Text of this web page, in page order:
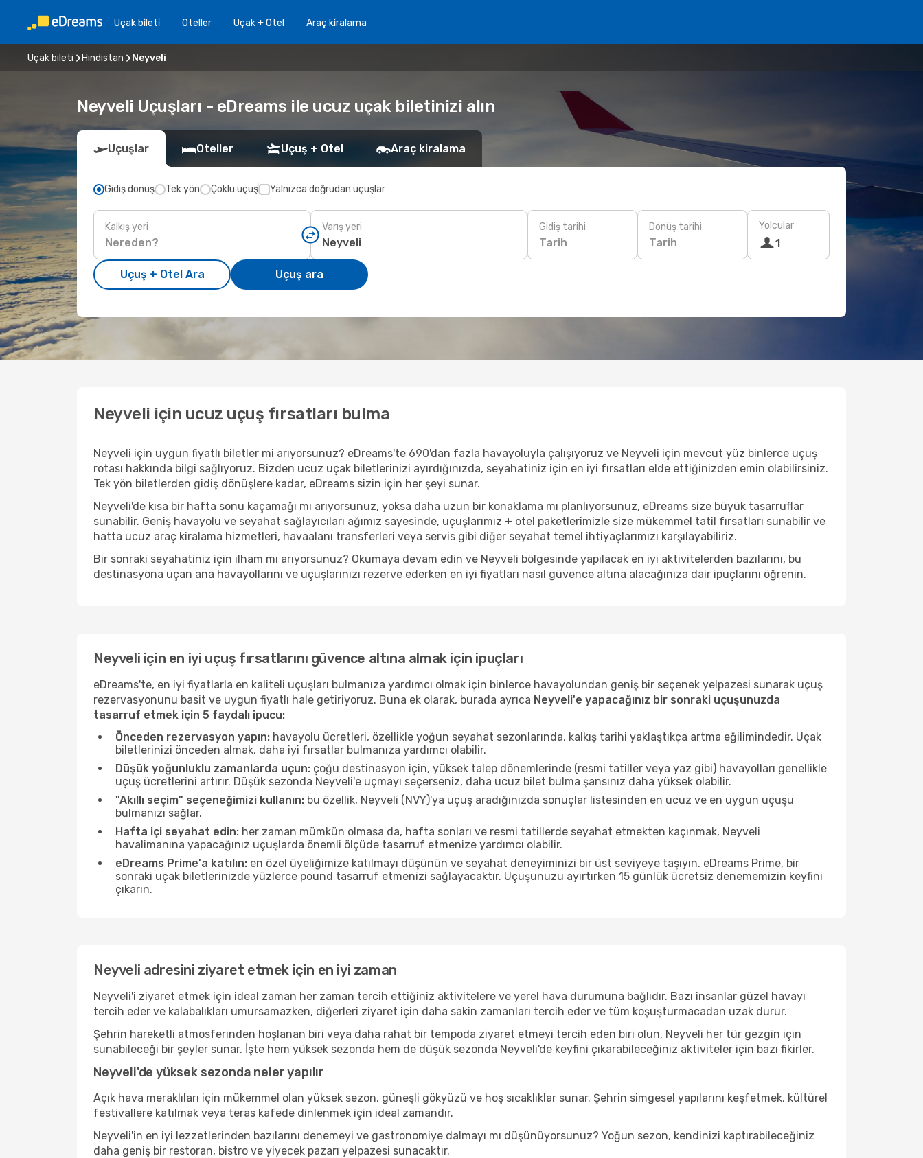
Uçak bi̇leti̇ Oteller Uçak + Otel Araç ki̇ralama
Uçak bileti Hindistan Neyveli
Neyveli Uçuşları - eDreams ile ucuz uçak biletinizi alın
Uçuşlar Oteller Uçuş + Otel Araç kiralama
Gidiş dönüş Tek yön Çoklu uçuş Yalnızca doğrudan uçuşlar
Kalkış yeri Varış yeri Gidiş tarihi
Tarih
Dönüş tarihi
Tarih
Yolcular
1
Uçuş + Otel Ara Uçuş ara
Neyveli için ucuz uçuş fırsatları bulma
Neyveli için uygun fiyatlı biletler mi arıyorsunuz? eDreams'te 690'dan fazla havayoluyla çalışıyoruz ve Neyveli için mevcut yüz binlerce uçuş
rotası hakkında bilgi sağlıyoruz. Bizden ucuz uçak biletlerinizi ayırdığınızda, seyahatiniz için en iyi fırsatları elde ettiğinizden emin olabilirsiniz.
Tek yön biletlerden gidiş dönüşlere kadar, eDreams sizin için her şeyi sunar.
Neyveli'de kısa bir hafta sonu kaçamağı mı arıyorsunuz, yoksa daha uzun bir konaklama mı planlıyorsunuz, eDreams size büyük tasarruflar
sunabilir. Geniş havayolu ve seyahat sağlayıcıları ağımız sayesinde, uçuşlarımız + otel paketlerimizle size mükemmel tatil fırsatları sunabilir ve
hatta ucuz araç kiralama hizmetleri, havaalanı transferleri veya servis gibi diğer seyahat temel ihtiyaçlarımızı karşılayabiliriz.
Bir sonraki seyahatiniz için ilham mı arıyorsunuz? Okumaya devam edin ve Neyveli bölgesinde yapılacak en iyi aktivitelerden bazılarını, bu
destinasyona uçan ana havayollarını ve uçuşlarınızı rezerve ederken en iyi fiyatları nasıl güvence altına alacağınıza dair ipuçlarını öğrenin.
Neyveli için en iyi uçuş fırsatlarını güvence altına almak için ipuçları
eDreams'te, en iyi fiyatlarla en kaliteli uçuşları bulmanıza yardımcı olmak için binlerce havayolundan geniş bir seçenek yelpazesi sunarak uçuş
rezervasyonunu basit ve uygun fiyatlı hale getiriyoruz. Buna ek olarak, burada ayrıca Neyveli'e yapacağınız bir sonraki uçuşunuzda
tasarruf etmek için 5 faydalı ipucu:
Önceden rezervasyon yapın: havayolu ücretleri, özellikle yoğun seyahat sezonlarında, kalkış tarihi yaklaştıkça artma eğilimindedir. Uçak
biletlerinizi önceden almak, daha iyi fırsatlar bulmanıza yardımcı olabilir.
Düşük yoğunluklu zamanlarda uçun: çoğu destinasyon için, yüksek talep dönemlerinde (resmi tatiller veya yaz gibi) havayolları genellikle
uçuş ücretlerini artırır. Düşük sezonda Neyveli'e uçmayı seçerseniz, daha ucuz bilet bulma şansınız daha yüksek olabilir.
"Akıllı seçim" seçeneğimizi kullanın: bu özellik, Neyveli (NVY)'ya uçuş aradığınızda sonuçlar listesinden en ucuz ve en uygun uçuşu
bulmanızı sağlar.
Hafta içi seyahat edin: her zaman mümkün olmasa da, hafta sonları ve resmi tatillerde seyahat etmekten kaçınmak, Neyveli
havalimanına yapacağınız uçuşlarda önemli ölçüde tasarruf etmenize yardımcı olabilir.
eDreams Prime'a katılın: en özel üyeliğimize katılmayı düşünün ve seyahat deneyiminizi bir üst seviyeye taşıyın. eDreams Prime, bir
sonraki uçak biletlerinizde yüzlerce pound tasarruf etmenizi sağlayacaktır. Uçuşunuzu ayırtırken 15 günlük ücretsiz denememizin keyfini
çıkarın.
Neyveli adresini ziyaret etmek için en iyi zaman
Neyveli'i ziyaret etmek için ideal zaman her zaman tercih ettiğiniz aktivitelere ve yerel hava durumuna bağlıdır. Bazı insanlar güzel havayı
tercih eder ve kalabalıkları umursamazken, diğerleri ziyaret için daha sakin zamanları tercih eder ve tüm koşuşturmacadan uzak durur.
Şehrin hareketli atmosferinden hoşlanan biri veya daha rahat bir tempoda ziyaret etmeyi tercih eden biri olun, Neyveli her tür gezgin için
sunabileceği bir şeyler sunar. İşte hem yüksek sezonda hem de düşük sezonda Neyveli'de keyfini çıkarabileceğiniz aktiviteler için bazı fikirler.
Neyveli'de yüksek sezonda neler yapılır
Açık hava meraklıları için mükemmel olan yüksek sezon, güneşli gökyüzü ve hoş sıcaklıklar sunar. Şehrin simgesel yapılarını keşfetmek, kültürel
festivallere katılmak veya teras kafede dinlenmek için ideal zamandır.
Neyveli'in en iyi lezzetlerinden bazılarını denemeyi ve gastronomiye dalmayı mı düşünüyorsunuz? Yoğun sezon, kendinizi kaptırabileceğiniz
daha geniş bir restoran, bistro ve yiyecek pazarı yelpazesi sunacaktır.